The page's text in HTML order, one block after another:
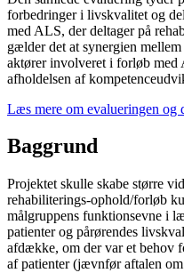
forbedringer i livskvalitet og
med ALS, der deltager på
gælder det at synergien
aktører involveret i forløb med
afholdelsen af
Læs mere om evalueringen og
Baggrund
Projektet skulle skabe større
rehabiliterings-ophold/forløb
målgruppens funktionsevne i
patienter og pårørendes
afdække, om der var et behov
af patienter (jævnfør aftalen